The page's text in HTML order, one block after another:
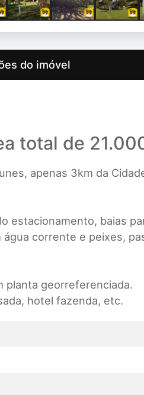
do imóvel
total de
apenas 3km da
estacionamento, baias
corrente e peixes,
planta georreferenciada.
hotel fazenda, etc.